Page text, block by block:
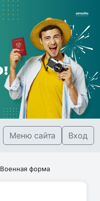
Меню сайта Вход
Военная форма